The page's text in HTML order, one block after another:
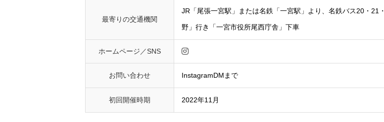
最寄りの交通機関
JR「尾張一宮駅」または名鉄「一宮駅」より、名鉄バス20・
野」行き「一宮市役所尾西庁舎」下車
ホームページ／SNS
お問い合わせ InstagramDMまで
初回開催時期 2022年11月